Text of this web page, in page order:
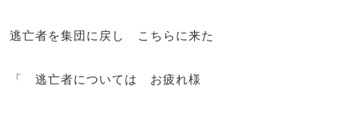
逃亡者を集団に戻し こちらに来た
「 逃亡者については お疲れ様